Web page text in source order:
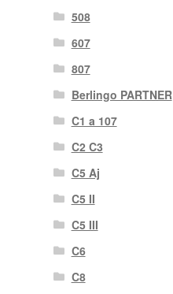
508
607
807
Berlingo PARTNER
C1 a 107
C2 C3
C5 Aj
C5 II
C5 III
C6
C8